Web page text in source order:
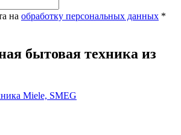
на обработку персональных данных *
бытовая техника из
Miele, SMEG